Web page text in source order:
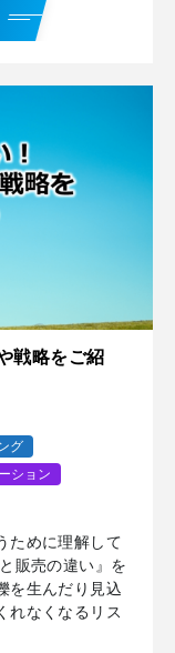
戦略をご紹
グ
ション
ために理解して
販売の違い』を
を生んだり見込
れなくなるリス